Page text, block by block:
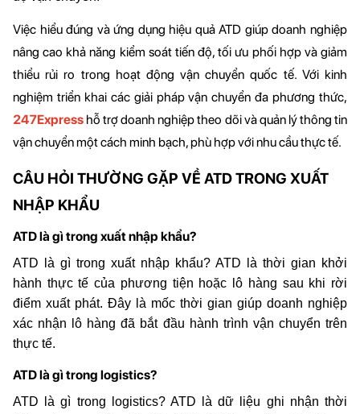
Việc hiểu đúng và ứng dụng hiệu quả ATD giúp doanh nghiệp
nâng cao khả năng kiểm soát tiến độ, tối ưu phối hợp và giảm
thiểu rủi ro trong hoạt động vận chuyển quốc tế. Với kinh
nghiệm triển khai các giải pháp vận chuyển đa phương thức,
247Express hỗ trợ doanh nghiệp theo dõi và quản lý thông tin
vận chuyển một cách minh bạch, phù hợp với nhu cầu thực tế.
CÂU HỎI THƯỜNG GẶP VỀ ATD TRONG XUẤT
NHẬP KHẨU
ATD là gì trong xuất nhập khẩu?
ATD là gì trong xuất nhập khẩu? ATD là thời gian khởi
hành thực tế của phương tiện hoặc lô hàng sau khi rời
điểm xuất phát. Đây là mốc thời gian giúp doanh nghiệp
xác nhận lô hàng đã bắt đầu hành trình vận chuyển trên
thực tế.
ATD là gì trong logistics?
ATD là gì trong logistics? ATD là dữ liệu ghi nhận thời